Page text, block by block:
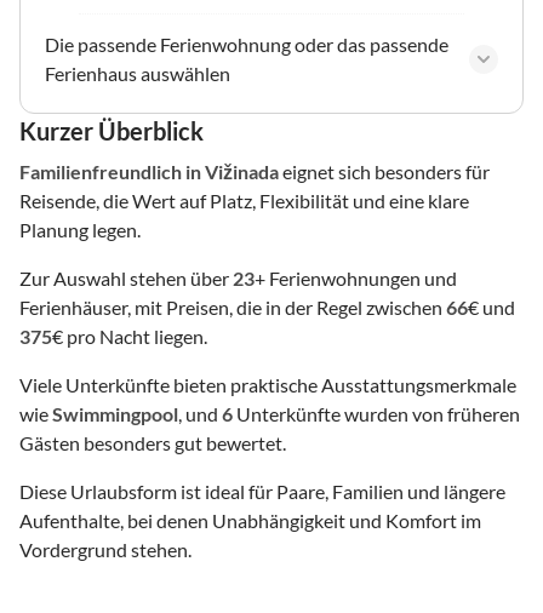
Die passende Ferienwohnung oder das passende
Ferienhaus auswählen
Kurzer Überblick
Familienfreundlich in Vižinadaeignet sich besonders für
Reisende, die Wert auf Platz, Flexibilität und eine klare
Planung legen.
Zur Auswahl stehen über 23+ Ferienwohnungen und
Ferienhäuser, mit Preisen, die in der Regel zwischen 66€ und
375€ pro Nacht liegen.
Viele Unterkünfte bieten praktische Ausstattungsmerkmale
wieSwimmingpool , und 6 Unterkünfte wurden von früheren
Gästen besonders gut bewertet.
Diese Urlaubsform ist ideal für Paare, Familien und längere
Aufenthalte, bei denen Unabhängigkeit und Komfort im
Vordergrund stehen.